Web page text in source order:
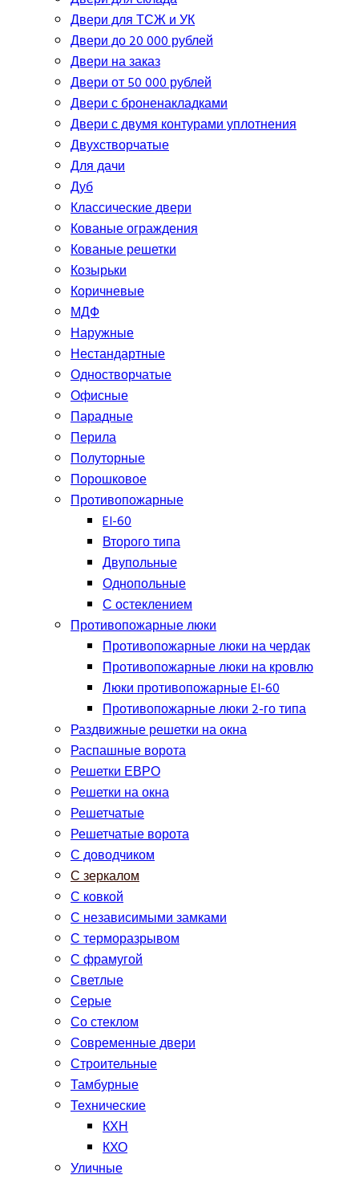
Двери для ТСЖ и УК
Двери до 20 000 рублей
Двери на заказ
Двери от 50 000 рублей
Двери с броненакладками
Двери с двумя контурами уплотнения
Двухстворчатые
Для дачи
Дуб
Классические двери
Кованые ограждения
Кованые решетки
Козырьки
Коричневые
МДФ
Наружные
Нестандартные
Одностворчатые
Офисные
Парадные
Перила
Полуторные
Порошковое
Противопожарные
EI-60
Второго типа
Двупольные
Однопольные
С остеклением
Противопожарные люки
Противопожарные люки на чердак
Противопожарные люки на кровлю
Люки противопожарные EI-60
Противопожарные люки 2-го типа
Раздвижные решетки на окна
Распашные ворота
Решетки ЕВРО
Решетки на окна
Решетчатые
Решетчатые ворота
С доводчиком
С зеркалом
С ковкой
С независимыми замками
С терморазрывом
С фрамугой
Светлые
Серые
Со стеклом
Современные двери
Строительные
Тамбурные
Технические
КХН
КХО
Уличные